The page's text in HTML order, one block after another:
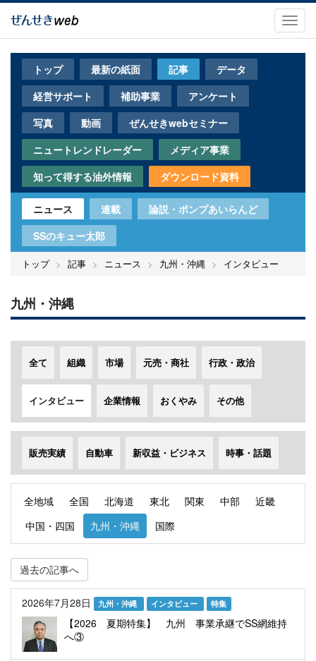
メ
トップ 最新の紙面 記事
データ
経営サポート
補助事業
アンケート
写真
動画
ぜんせきwebセミナー
ニュートレンドレーダー
メディア事業
知って得する油外情報
ダウンロード資料
ニュース 連載
論説・ポンプあいらんど
SSのキュー太郎
トップ 記事 ニュース 九州・沖縄 インタビュー
九州・沖縄
全て 組織 市場 元売・商社 行政・政治
インタビュー 企業情報 おくやみ その他
販売実績 自動車 新収益・ビジネス 時事・話題
全地域 全国 北海道 東北 関東 中部
近畿
中国・四国
九州・沖縄 国際
過去の記事へ
2026年7月28日 九州・沖縄 インタビュー 特集
【2026 夏期特集】 九州 事業承継でSS網維持
へ③